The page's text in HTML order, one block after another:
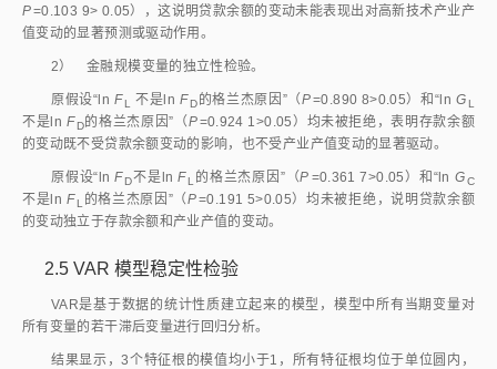
P=0.103 9> 0.05），这说明贷款余额的变动未能表现出对高新技术产业产
值变动的显著预测或驱动作用。
2） 金融规模变量的独立性检验。
原假设“ln FL 不是ln FD的格兰杰原因”（P=0.890 8>0.05）和“ln GL
不是ln FD的格兰杰原因”（P=0.924 1 >0.05）均未被拒绝，表明存款余额
的变动既不受贷款余额变动的影响，也不受产业产值变动的显著驱动。
原假设“lnFD不是lnFL 的格兰杰原因”（P =0.361 7>0.05）和“ln GC
不是ln FL 的格兰杰原因”（P=0.191 5>0.05）均未被拒绝，说明贷款余额
的变动独立于存款余额和产业产值的变动。
2.5 VAR 模型稳定性检验
VAR是基于数据的统计性质建立起来的模型，模型中所有当期变量对
所有变量的若干滞后变量进行回归分析。
结果显示，3个特征根的模值均小于1，所有特征根均位于单位圆内，